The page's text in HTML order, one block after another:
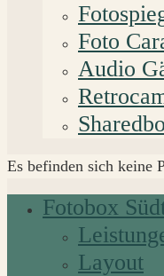
Foto
Audio
Es befinden sich keine
Fotobox
Layout